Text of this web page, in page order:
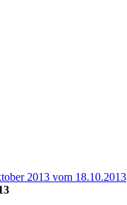
2013 vom 18.10.2013